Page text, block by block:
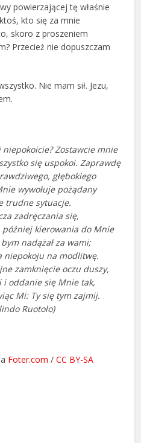
powierzającej tę właśnie
kto się za mnie
skoro z proszeniem
Przecież nie dopuszczam
Nie mam sił. Jezu,
Zostawcie mnie
się uspokoi. Zaprawdę
głębokiego
wywołuje pożądany
trudne sytuacje.
zadręczania się,
kierowania do Mnie
nadążał za wami;
niepokoju na modlitwę.
zamknięcie oczu duszy,
oddanie się Mnie tak,
Mi: Ty się tym zajmij.
Ruotolo)
Foter.com /CC BY-SA